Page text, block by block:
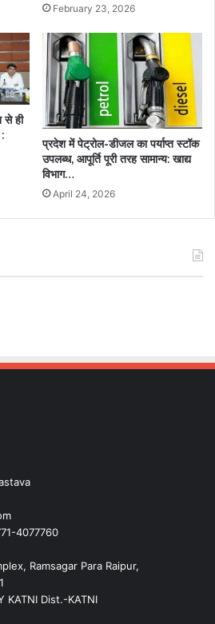
February 23, 2026
से ही
प्रदेश में पेट्रोल-डीजल का पर्याप्त स्टॉक
उपलब्ध, आपूर्ति पूरी तरह सामान्य: खाद्य
विभाग…
April 24, 2026
4077760
Ramsagar Para Raipur,
KATNI Dist.-KATNI